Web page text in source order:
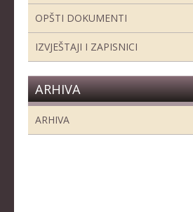
BILTENI TAKMIČENJA
PRAVILNICI
OBRASCI
OPŠTI DOKUMENTI
IZVJEŠTAJI I ZAPISNICI
ARHIVA
ARHIVA